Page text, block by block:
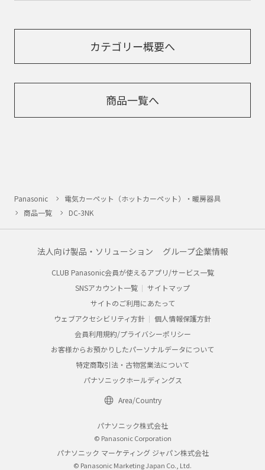
カテゴリー概要へ
商品一覧へ
Panasonic
電気カーペット（ホットカーペット）・暖房器具
商品一覧
DC-3NK
法人向け製品・ソリューション グループ企業情報
CLUB Panasonic会員が使えるアプリ/サービス一覧
SNSアカウント一覧
サイトマップ
サイトのご利用にあたって
ウェブアクセシビリティ方針
個人情報保護方針
会員利用規約/プライバシーポリシー
お客様からお預かりしたパーソナルデータについて
特定商取引法・古物営業法について
パナソニックホールディングス
Area/Country
パナソニック株式会社
© Panasonic Corporation
パナソニック マーケティング ジャパン株式会社
© Panasonic Marketing Japan Co., Ltd.